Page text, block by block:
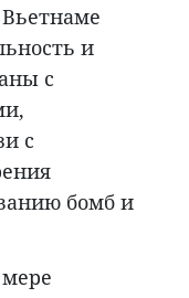
и
с
с
бомб и